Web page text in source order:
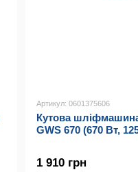
Артикул: 0601375606
Кутова
GWS 670 (670 Вт,
1 910 грн